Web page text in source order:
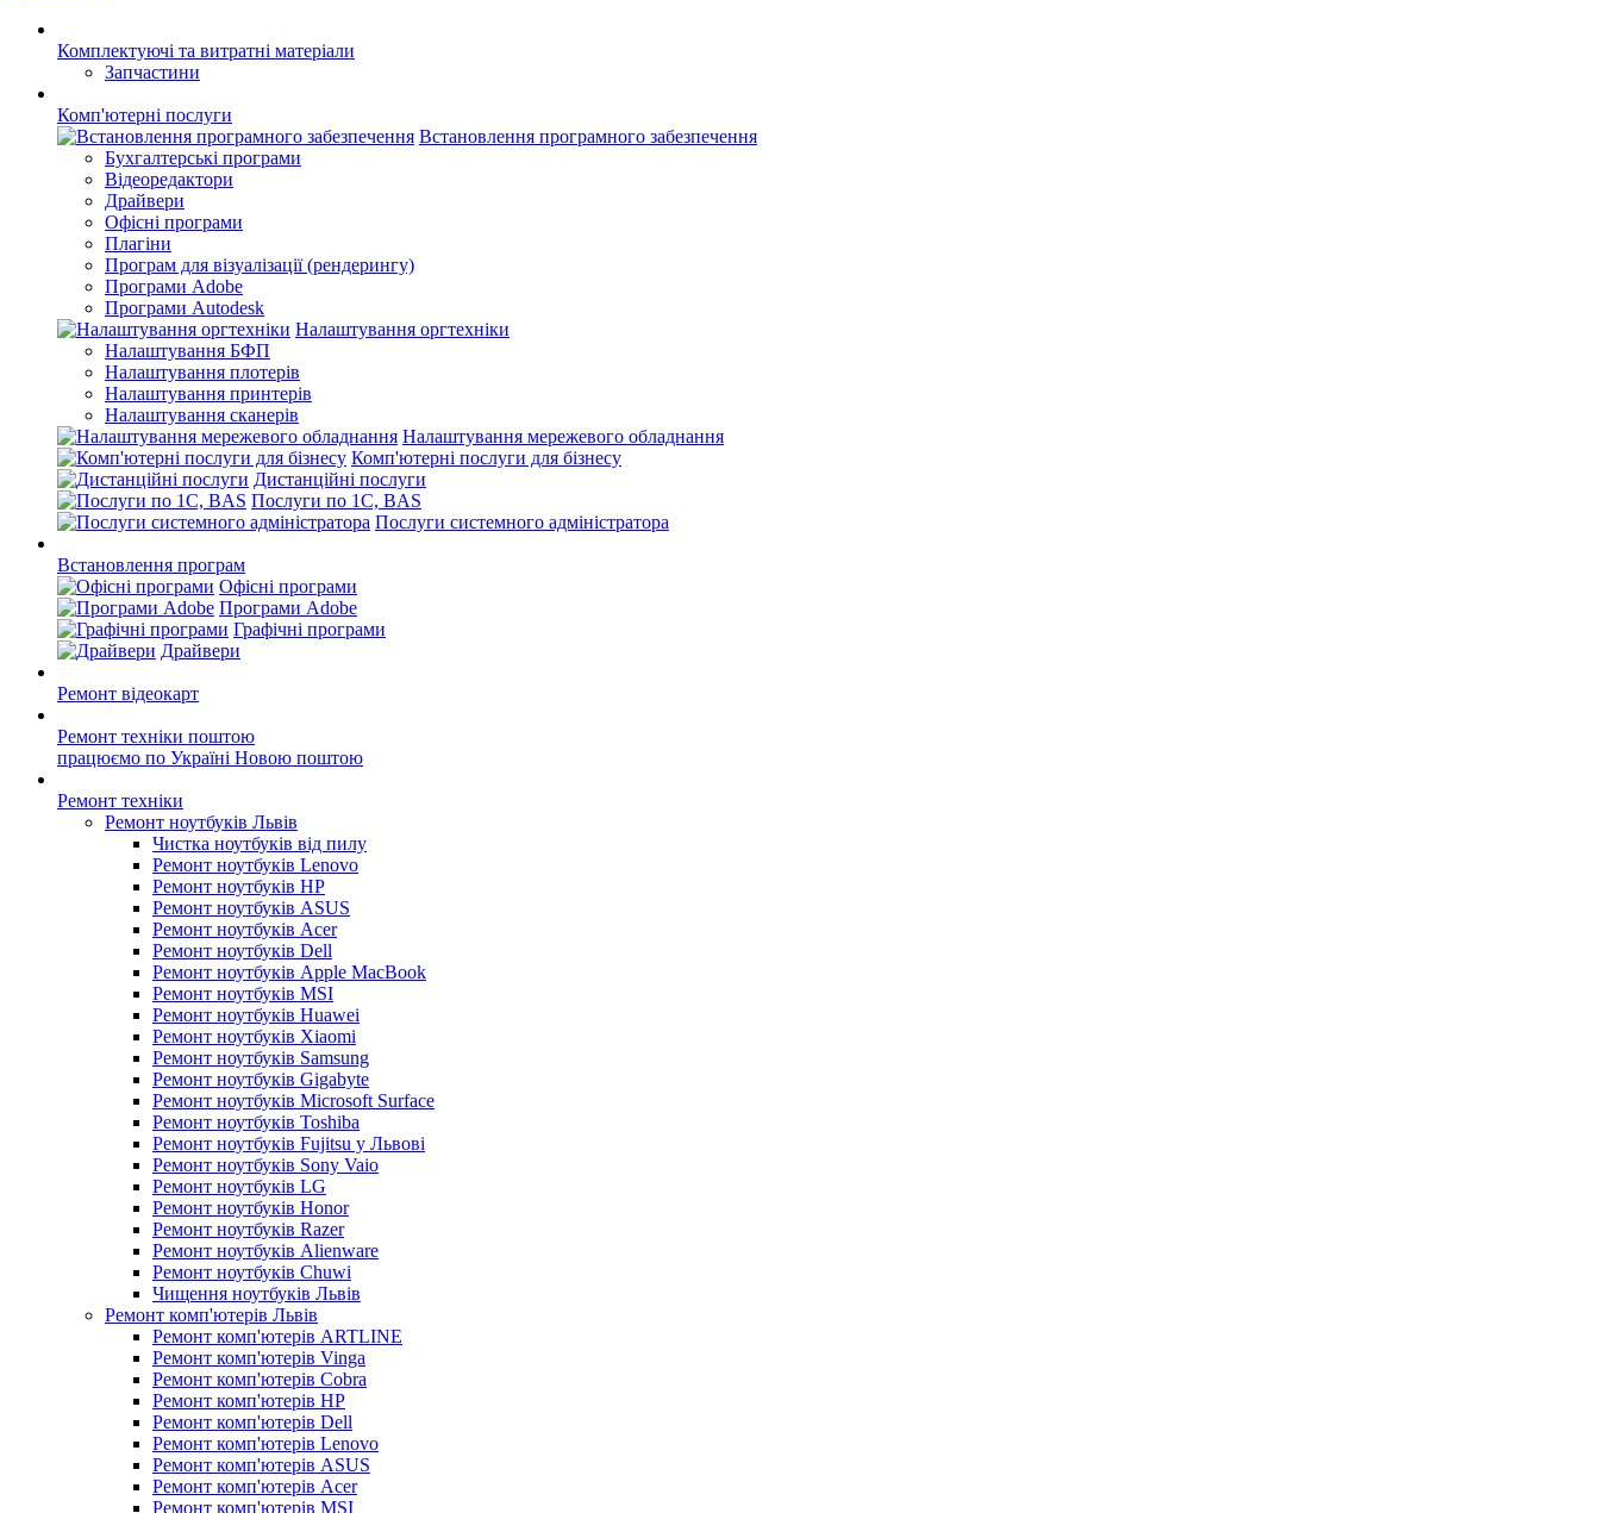
Комплектуючі та витратні матеріали
Запчастини
Комп'ютерні послуги
Встановлення програмного забезпечення
Бухгалтерські програми
Відеоредактори
Драйвери
Офісні програми
Плагіни
Програм для візуалізації (рендерингу)
Програми Adobe
Програми Autodesk
Налаштування оргтехніки
Налаштування БФП
Налаштування плотерів
Налаштування принтерів
Налаштування сканерів
Налаштування мережевого обладнання
Комп'ютерні послуги для бізнесу
Дистанційні послуги
Послуги по 1С, BAS
Послуги системного адміністратора
Встановлення програм
Офісні програми
Програми Adobe
Графічні програми
Драйвери
Ремонт відеокарт
Ремонт техніки поштою
працюємо по Україні Новою поштою
Ремонт техніки
Ремонт ноутбуків Львів
Чистка ноутбуків від пилу
Ремонт ноутбуків Lenovo
Ремонт ноутбуків HP
Ремонт ноутбуків ASUS
Ремонт ноутбуків Acer
Ремонт ноутбуків Dell
Ремонт ноутбуків Apple MacBook
Ремонт ноутбуків MSI
Ремонт ноутбуків Huawei
Ремонт ноутбуків Xiaomi
Ремонт ноутбуків Samsung
Ремонт ноутбуків Gigabyte
Ремонт ноутбуків Microsoft Surface
Ремонт ноутбуків Toshiba
Ремонт ноутбуків Fujitsu у Львові
Ремонт ноутбуків Sony Vaio
Ремонт ноутбуків LG
Ремонт ноутбуків Honor
Ремонт ноутбуків Razer
Ремонт ноутбуків Alienware
Ремонт ноутбуків Chuwi
Чищення ноутбуків Львів
Ремонт комп'ютерів Львів
Ремонт комп'ютерів ARTLINE
Ремонт комп'ютерів Vinga
Ремонт комп'ютерів Cobra
Ремонт комп'ютерів HP
Ремонт комп'ютерів Dell
Ремонт комп'ютерів Lenovo
Ремонт комп'ютерів ASUS
Ремонт комп'ютерів Acer
Ремонт комп'ютерів MSI